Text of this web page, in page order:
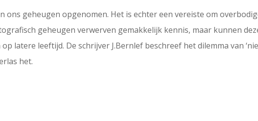
ons geheugen opgenomen. Het is echter een vereiste om
geheugen verwerven gemakkelijk kennis, maar kunnen
latere leeftijd. De schrijver J.Bernlef beschreef het dilemma van
het.